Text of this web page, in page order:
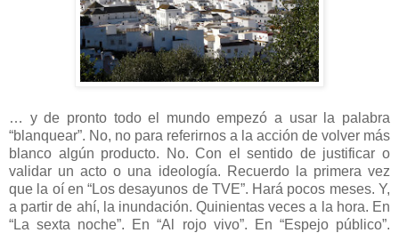
… y de pronto todo el mundo empezó a usar la palabra
“blanquear”. No, no para referirnos a la acción de volver más
blanco algún producto. No. Con el sentido de justificar o
validar un acto o una ideología. Recuerdo la primera vez
que la oí en “Los desayunos de TVE”. Hará pocos meses. Y,
a partir de ahí, la inundación. Quinientas veces a la hora. En
“La sexta noche”. En “Al rojo vivo”. En “Espejo público”.